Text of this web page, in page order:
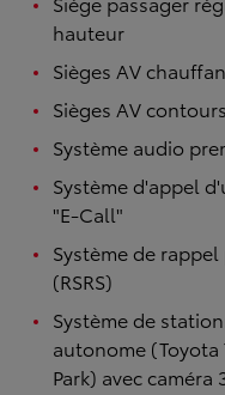
hauteur
Sièges AV
Sièges AV
Système audio
Système d'appel
"E-Call"
Système de
(RSRS)
Système de
autonome (Toyota
Park) avec caméra